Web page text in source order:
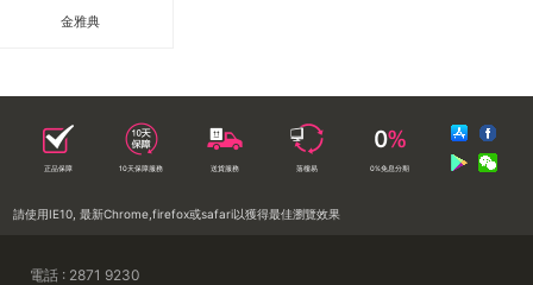
金雅典
正品保障 10天保障服務 送貨服務 落樓易 0%免息分期
請使用IE10, 最新Chrome,firefox或safari以獲得最佳瀏覽效果
電話 : 2871 9230